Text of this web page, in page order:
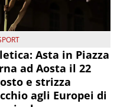
Asta in Piazza
ad Aosta il 22
e strizza
agli Europei di